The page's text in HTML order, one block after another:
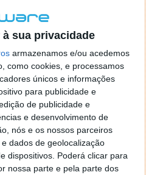
sua privacidade
armazenamos e/ou acedemos
como cookies, e processamos
únicos e informações
para publicidade e
de publicidade e
e desenvolvimento de
nós e os nossos parceiros
dados de geolocalização
dispositivos. Poderá clicar para
nossa parte e pela parte dos
via6amcity